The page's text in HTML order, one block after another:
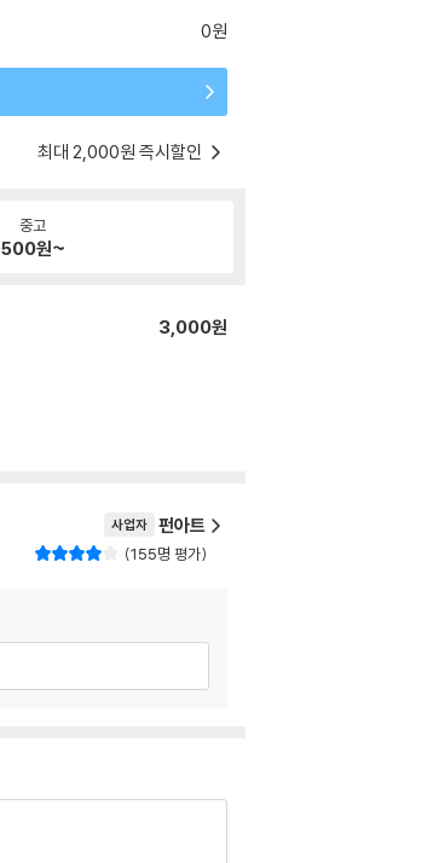
0원
최대 2,000원 즉시할인
중고
500원~
3,000원
사업자 펀아트
155명 평가